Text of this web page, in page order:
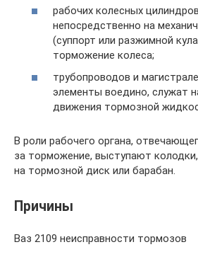
рабочих колесных
непосредственно на
(суппорт или разжимной
торможение колеса;
трубопроводов и
элементы воедино, служат
движения тормозной
В роли рабочего органа,
за торможение, выступают
на тормозной диск или барабан.
Причины
Ваз 2109 неисправности тормозов